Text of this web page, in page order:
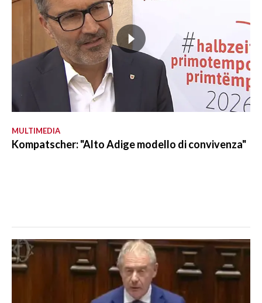
MULTIMEDIA
Kompatscher: "Alto Adige modello di convivenza"